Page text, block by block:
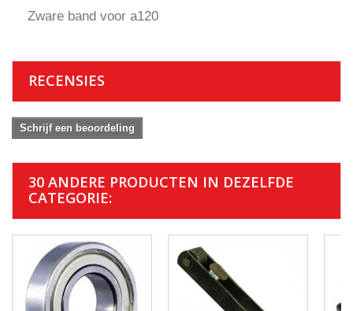
Zware band voor a120
RECENSIES
Schrijf een beoordeling
30 ANDERE PRODUCTEN IN DEZELFDE
CATEGORIE: